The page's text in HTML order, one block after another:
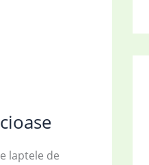
laptele de